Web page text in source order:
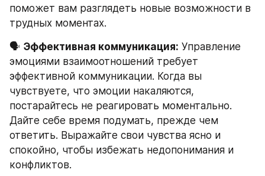
поможет вам разглядеть новые возможности в
трудных моментах.
🗣️ Эффективная коммуникация: Управление
эмоциями взаимоотношений требует
эффективной коммуникации. Когда вы
чувствуете, что эмоции накаляются,
постарайтесь не реагировать моментально.
Дайте себе время подумать, прежде чем
ответить. Выражайте свои чувства ясно и
спокойно, чтобы избежать недопонимания и
конфликтов.